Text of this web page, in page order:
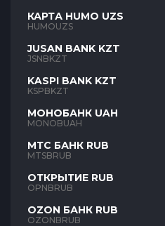
КАРТА HUMO UZS
HUMOUZS
JUSAN BANK KZT
JSNBKZT
KASPI BANK KZT
KSPBKZT
МОНОБАНК UAH
MONOBUAH
МТС БАНК RUB
MTSBRUB
ОТКРЫТИЕ RUB
OPNBRUB
OZON БАНК RUB
OZONBRUB